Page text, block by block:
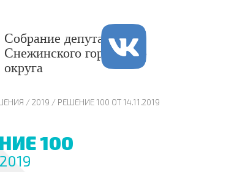
Собрание депутатов
Снежинского городского
округа
/2019 / РЕШЕНИЕ 100 ОТ 14.11.2019
100